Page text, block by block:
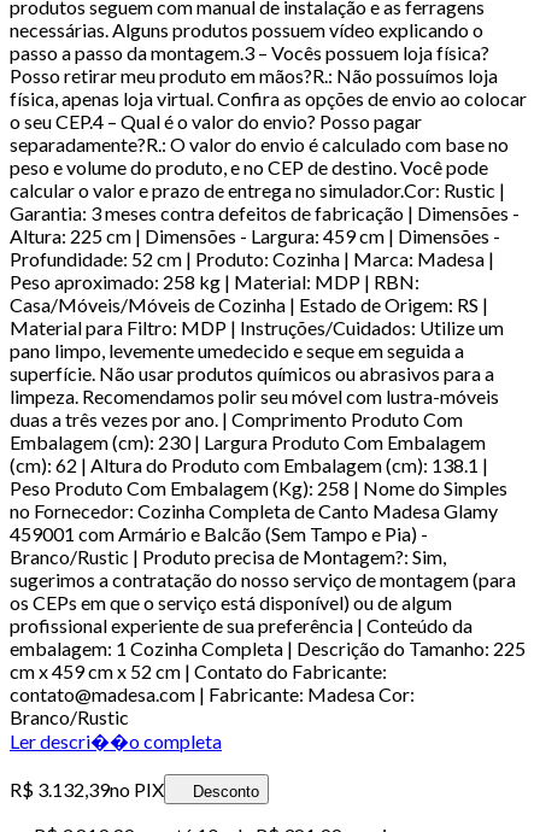
produtos seguem com manual de instalação e as ferragens
necessárias. Alguns produtos possuem vídeo explicando o
passo a passo da montagem.3 – Vocês possuem loja física?
Posso retirar meu produto em mãos?R.: Não possuímos loja
física, apenas loja virtual. Confira as opções de envio ao colocar
o seu CEP.4 – Qual é o valor do envio? Posso pagar
separadamente?R.: O valor do envio é calculado com base no
peso e volume do produto, e no CEP de destino. Você pode
calcular o valor e prazo de entrega no simulador.Cor: Rustic |
Garantia: 3 meses contra defeitos de fabricação | Dimensões -
Altura: 225 cm | Dimensões - Largura: 459 cm | Dimensões -
Profundidade: 52 cm | Produto: Cozinha | Marca: Madesa |
Peso aproximado: 258 kg | Material: MDP | RBN:
Casa/Móveis/Móveis de Cozinha | Estado de Origem: RS |
Material para Filtro: MDP | Instruções/Cuidados: Utilize um
pano limpo, levemente umedecido e seque em seguida a
superfície. Não usar produtos químicos ou abrasivos para a
limpeza. Recomendamos polir seu móvel com lustra-móveis
duas a três vezes por ano. | Comprimento Produto Com
Embalagem (cm): 230 | Largura Produto Com Embalagem
(cm): 62 | Altura do Produto com Embalagem (cm): 138.1 |
Peso Produto Com Embalagem (Kg): 258 | Nome do Simples
no Fornecedor: Cozinha Completa de Canto Madesa Glamy
459001 com Armário e Balcão (Sem Tampo e Pia) -
Branco/Rustic | Produto precisa de Montagem?: Sim,
sugerimos a contratação do nosso serviço de montagem (para
os CEPs em que o serviço está disponível) ou de algum
profissional experiente de sua preferência | Conteúdo da
embalagem: 1 Cozinha Completa | Descrição do Tamanho: 225
cm x 459 cm x 52 cm | Contato do Fabricante:
contato@madesa.com | Fabricante: Madesa Cor:
Branco/Rustic
Ler descri��o completa
R$ 3.132,39no PIX Desconto